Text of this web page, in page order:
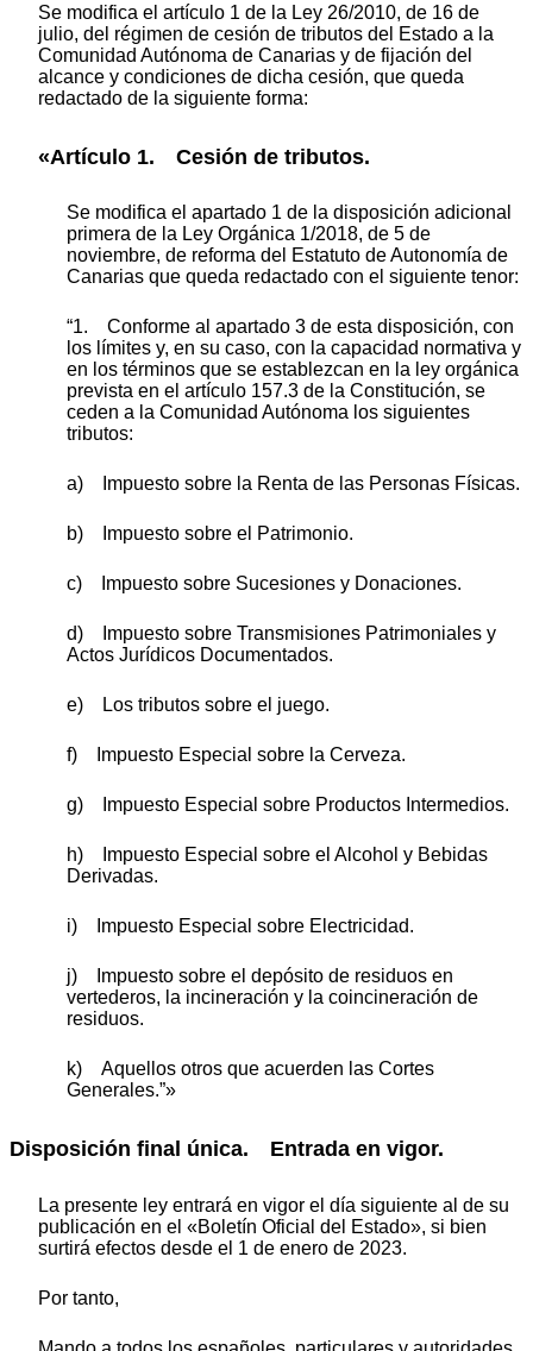
Se modifica el artículo 1 de la Ley 26/2010, de 16 de
julio, del régimen de cesión de tributos del Estado a la
Comunidad Autónoma de Canarias y de fijación del
alcance y condiciones de dicha cesión, que queda
redactado de la siguiente forma:
«Artículo 1. Cesión de tributos.
Se modifica el apartado 1 de la disposición adicional
primera de la Ley Orgánica 1/2018, de 5 de
noviembre, de reforma del Estatuto de Autonomía de
Canarias que queda redactado con el siguiente tenor:
“1. Conforme al apartado 3 de esta disposición, con
los límites y, en su caso, con la capacidad normativa y
en los términos que se establezcan en la ley orgánica
prevista en el artículo 157.3 de la Constitución, se
ceden a la Comunidad Autónoma los siguientes
tributos:
a) Impuesto sobre la Renta de las Personas Físicas.
b) Impuesto sobre el Patrimonio.
c) Impuesto sobre Sucesiones y Donaciones.
d) Impuesto sobre Transmisiones Patrimoniales y
Actos Jurídicos Documentados.
e) Los tributos sobre el juego.
f) Impuesto Especial sobre la Cerveza.
g) Impuesto Especial sobre Productos Intermedios.
h) Impuesto Especial sobre el Alcohol y Bebidas
Derivadas.
i) Impuesto Especial sobre Electricidad.
j) Impuesto sobre el depósito de residuos en
vertederos, la incineración y la coincineración de
residuos.
k) Aquellos otros que acuerden las Cortes
Generales.”»
Disposición final única. Entrada en vigor.
La presente ley entrará en vigor el día siguiente al de su
publicación en el «Boletín Oficial del Estado», si bien
surtirá efectos desde el 1 de enero de 2023.
Por tanto,